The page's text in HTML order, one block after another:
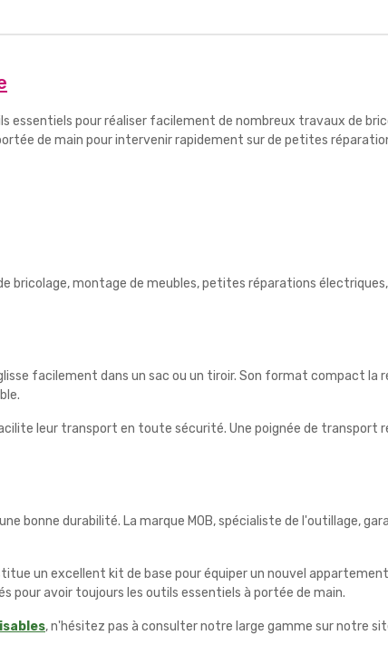
essentiels pour réaliser facilement de nombreux travaux de
de main pour intervenir rapidement sur de petites
montage de meubles, petites réparations
facilement dans un sac ou un tiroir. Son format compact
leur transport en toute sécurité. Une poignée de transport
bonne durabilité. La marque MOB, spécialiste de l'outillage,
un excellent kit de base pour équiper un nouvel
avoir toujours les outils essentiels à portée de main.
, n'hésitez pas à consulter notre large gamme sur notre